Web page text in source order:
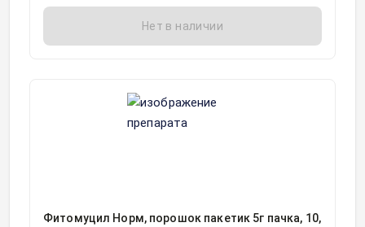
Нет в наличии
Фитомуцил Норм, порошок пакетик 5г пачка, 10,